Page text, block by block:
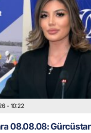
- 10:22
08.08.08: